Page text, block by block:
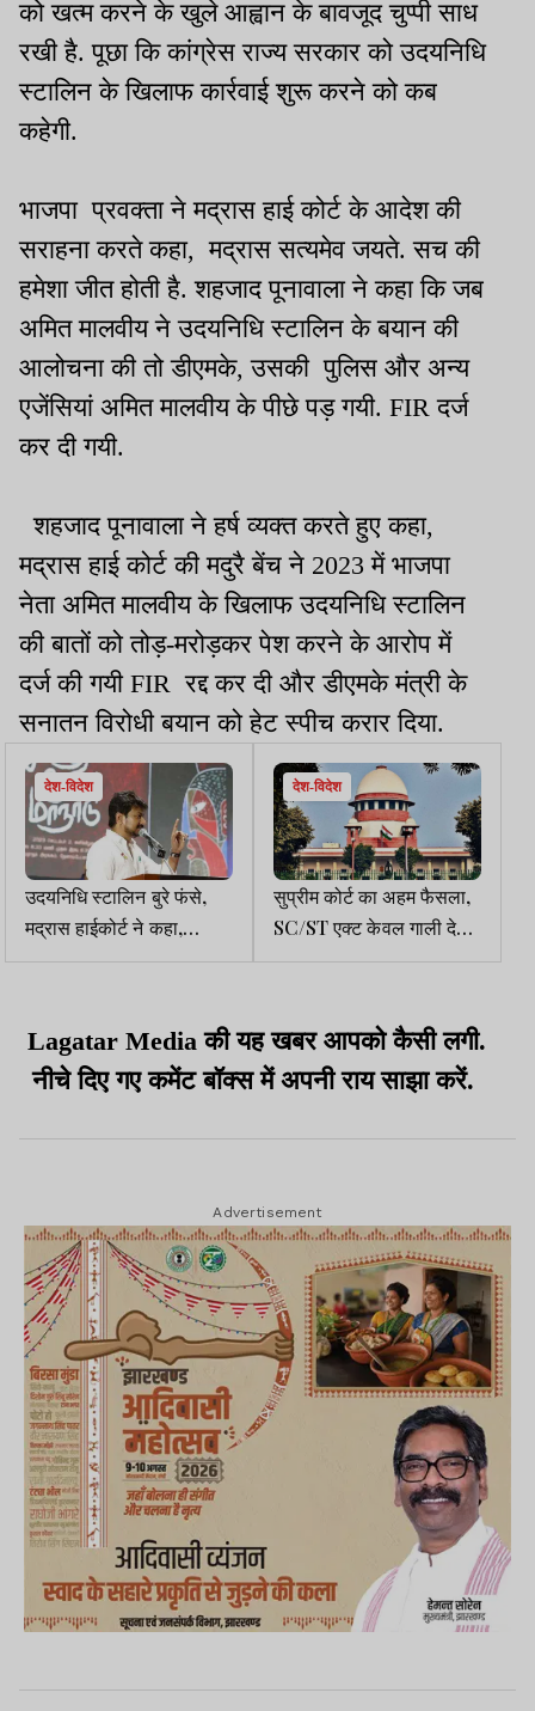
को खत्म करने के खुले आह्वान के बावजूद चुप्पी साध
रखी है. पूछा कि कांग्रेस राज्य सरकार को उदयनिधि
स्टालिन के खिलाफ कार्रवाई शुरू करने को कब
कहेगी.
भाजपा प्रवक्ता ने मद्रास हाई कोर्ट के आदेश की
सराहना करते कहा, मद्रास सत्यमेव जयते. सच की
हमेशा जीत होती है. शहजाद पूनावाला ने कहा कि जब
अमित मालवीय ने उदयनिधि स्टालिन के बयान की
आलोचना की तो डीएमके, उसकी पुलिस और अन्य
एजेंसियां अमित मालवीय के पीछे पड़ गयी. FIR दर्ज
कर दी गयी.
शहजाद पूनावाला ने हर्ष व्यक्त करते हुए कहा,
मद्रास हाई कोर्ट की मदुरै बेंच ने 2023 में भाजपा
नेता अमित मालवीय के खिलाफ उदयनिधि स्टालिन
की बातों को तोड़-मरोड़कर पेश करने के आरोप में
दर्ज की गयी FIR रद्द कर दी और डीएमके मंत्री के
सनातन विरोधी बयान को हेट स्पीच करार दिया.
देश-विदेश
उदयनिधि स्टालिन बुरे फंसे,
मद्रास हाईकोर्ट ने कहा,
सनातन धर्म पर दिया गया बयान
देश-विदेश
सुप्रीम कोर्ट का अहम फैसला,
SC/ST एक्ट केवल गाली देने
से नहीं लगेगा, इरादा साबित
Lagatar Media की यह खबर आपको कैसी लगी.
नीचे दिए गए कमेंट बॉक्स में अपनी राय साझा करें.
Advertisement